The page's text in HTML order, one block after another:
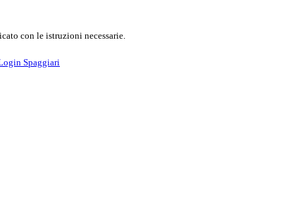
con le istruzioni necessarie.
Spaggiari